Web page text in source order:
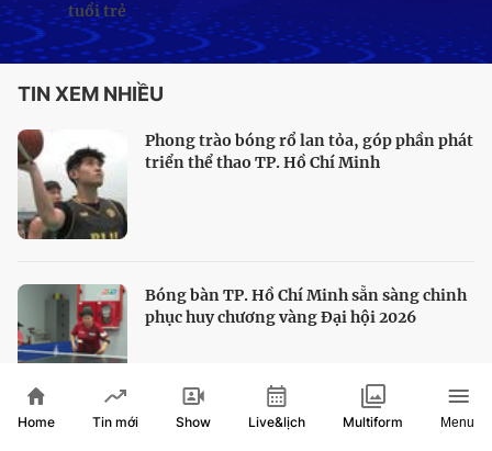
tuổi trẻ
TIN XEM NHIỀU
Phong trào bóng rổ lan tỏa, góp phần phát
triển thể thao TP. Hồ Chí Minh
Bóng bàn TP. Hồ Chí Minh sẵn sàng chinh
phục huy chương vàng Đại hội 2026
Home Tin mới Show Live&lịch Multiform Menu